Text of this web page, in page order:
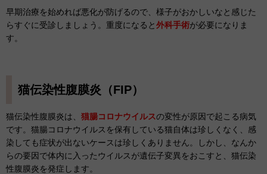
早期治療を始めれば悪化が防げるので、様子がおかしいなと感じた
らすぐに受診しましょう。重度になると外科手術が必要になりま
す。
猫伝染性腹膜炎（FIP）
猫伝染性腹膜炎は、 猫腸コロナウイルスの変性が原因で起こる病気
です。猫腸コロナウイルスを保有している猫自体は珍しくなく、感
染しても症状が出ないケースは珍しくありません。しかし、なんか
らの要因で体内に入ったウイルスが遺伝子変異をおこすと、猫伝染
性腹膜炎を発症します。